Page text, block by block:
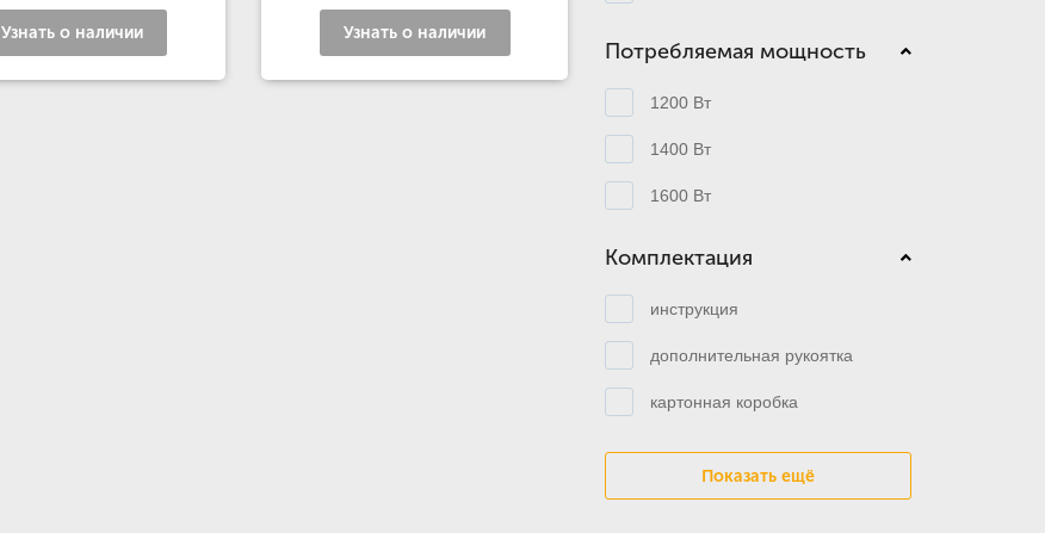
Узнать о наличии Узнать о наличии
Потребляемая мощность
1200 Вт
1400 Вт
1600 Вт
Комплектация
инструкция
дополнительная рукоятка
картонная коробка
Показать ещё